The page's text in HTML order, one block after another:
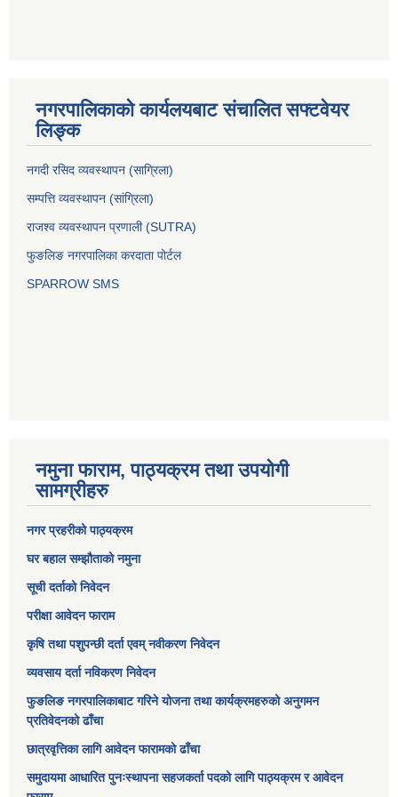
नगरपालिकाको कार्यलयबाट संचालित सफ्टवेयर
लिङ्क
नगदी रसिद व्यवस्थापन (साग्रिला)
सम्पत्ति व्यवस्थापन (सांग्रिला)
राजश्व व्यवस्थापन प्रणाली (SUTRA)
फुङलिङ नगरपालिका करदाता पोर्टल
SPARROW SMS
नमुना फाराम, पाठ्यक्रम तथा उपयोगी
सामग्रीहरु
नगर प्रहरीको पाठ्यक्रम
घर बहाल सम्झौताको नमुना
सूची दर्ताको निवेदन
परीक्षा आवेदन फाराम
कृषि तथा पशुपन्छी दर्ता एवम् नवीकरण निवेदन
व्यवसाय दर्ता नविकरण निवेदन
फुङलिङ नगरपालिकाबाट गरिने योजना तथा कार्यक्रमहरुको अनुगमन
प्रतिवेदनको ढाँचा
छात्रवृत्तिका लागि आवेदन फारामको ढाँचा
समुदायमा आधारित पुनःस्थापना सहजकर्ता पदको लागि पाठ्यक्रम र आवेदन